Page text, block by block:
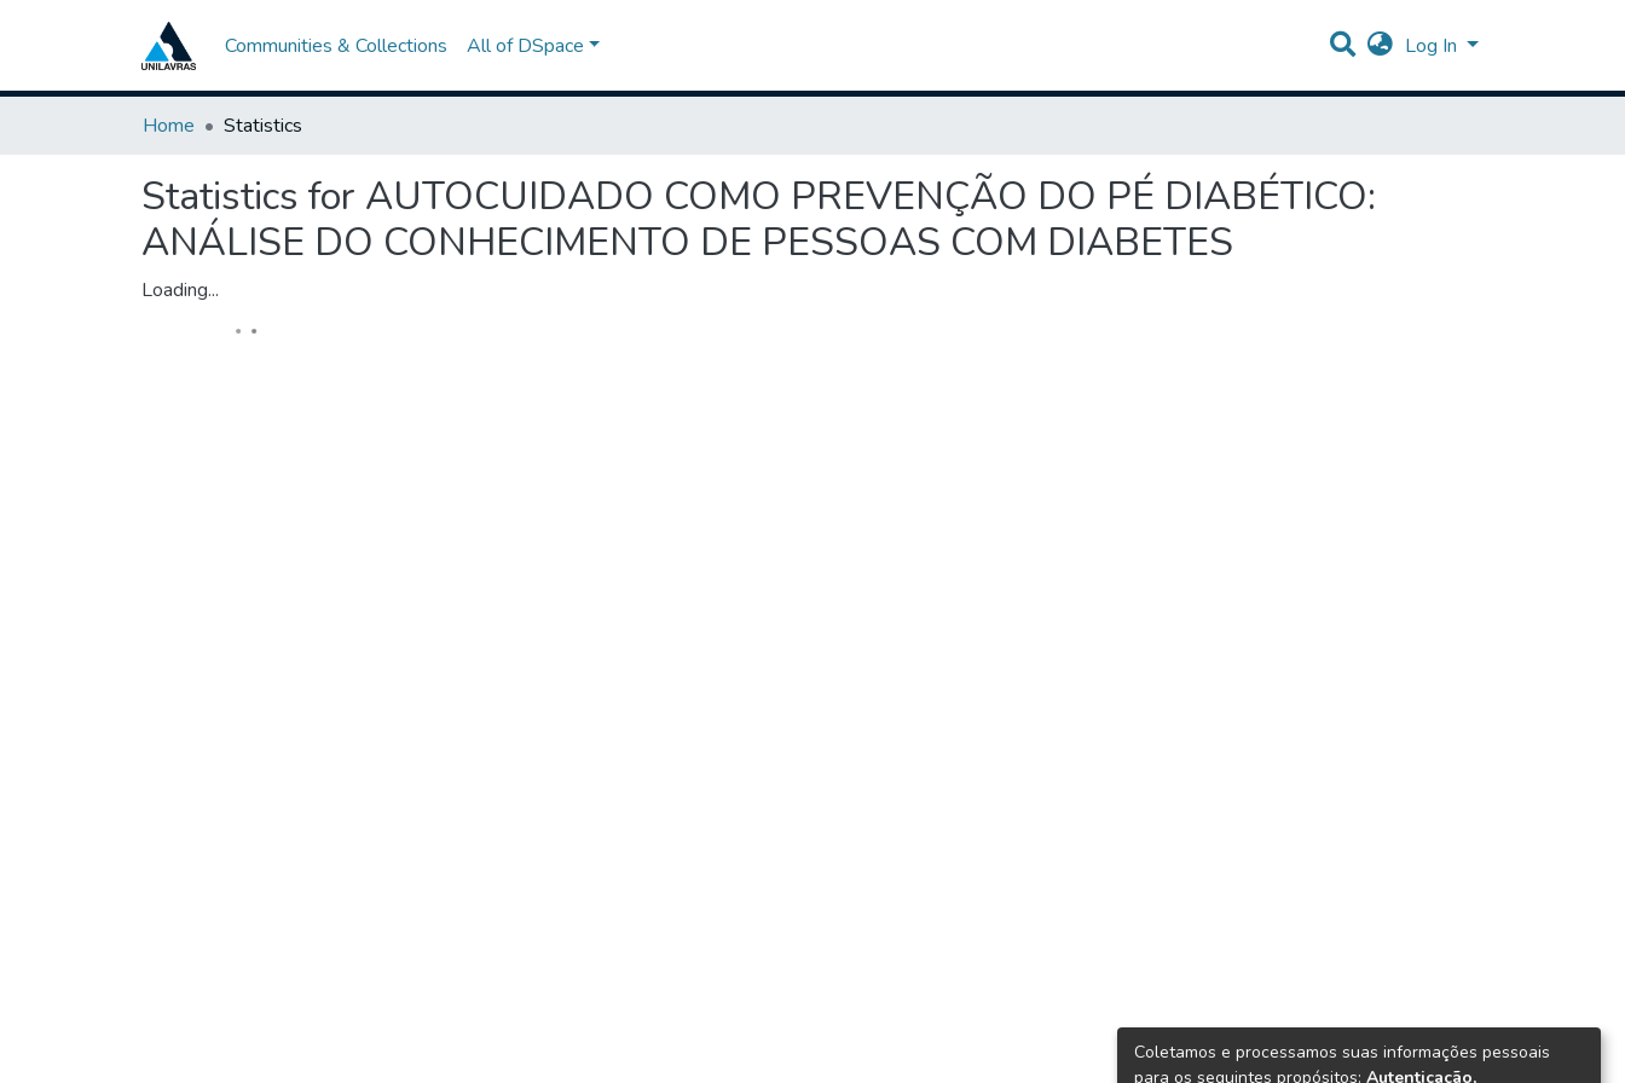
Communities & Collections All of DSpace Log In
Home Statistics
Statistics for AUTOCUIDADO COMO PREVENÇÃO DO PÉ DIABÉTICO:
ANÁLISE DO CONHECIMENTO DE PESSOAS COM DIABETES
Loading...
Coletamos e processamos suas informações pessoais
para os seguintes propósitos: Autenticação,